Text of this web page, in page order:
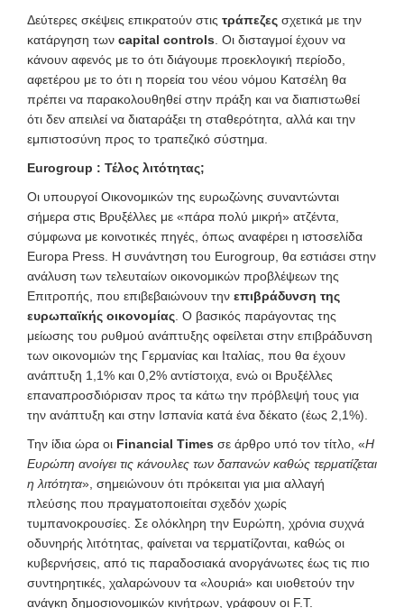
Δεύτερες σκέψεις επικρατούν στις τράπεζες σχετικά με την
κατάργηση των capital controls . Οι δισταγμοί έχουν να
κάνουν αφενός με το ότι διάγουμε προεκλογική περίοδο,
αφετέρου με το ότι η πορεία του νέου νόμου Κατσέλη θα
πρέπει να παρακολουθηθεί στην πράξη και να διαπιστωθεί
ότι δεν απειλεί να διαταράξει τη σταθερότητα, αλλά και την
εμπιστοσύνη προς το τραπεζικό σύστημα.
Eurogroup : Τέλος λιτότητας;
Οι υπουργοί Οικονομικών της ευρωζώνης συναντώνται
σήμερα στις Βρυξέλλες με «πάρα πολύ μικρή» ατζέντα,
σύμφωνα με κοινοτικές πηγές, όπως αναφέρει η ιστοσελίδα
Europa Press. Η συνάντηση του Eurogroup, θα εστιάσει στην
ανάλυση των τελευταίων οικονομικών προβλέψεων της
Επιτροπής, που επιβεβαιώνουν την επιβράδυνση της
ευρωπαϊκής οικονομίας . Ο βασικός παράγοντας της
μείωσης του ρυθμού ανάπτυξης οφείλεται στην επιβράδυνση
των οικονομιών της Γερμανίας και Ιταλίας, που θα έχουν
ανάπτυξη 1,1% και 0,2% αντίστοιχα, ενώ οι Βρυξέλλες
επαναπροσδιόρισαν προς τα κάτω την πρόβλεψή τους για
την ανάπτυξη και στην Ισπανία κατά ένα δέκατο (έως 2,1%).
Την ίδια ώρα οι Financial Times σε άρθρο υπό τον τίτλο, «Η
Ευρώπη ανοίγει τις κάνουλες των δαπανών καθώς τερματίζεται
η λιτότητα», σημειώνουν ότι πρόκειται για μια αλλαγή
πλεύσης που πραγματοποιείται σχεδόν χωρίς
τυμπανοκρουσίες. Σε ολόκληρη την Ευρώπη, χρόνια συχνά
οδυνηρής λιτότητας, φαίνεται να τερματίζονται, καθώς οι
κυβερνήσεις, από τις παραδοσιακά ανοργάνωτες έως τις πιο
συντηρητικές, χαλαρώνουν τα «λουριά» και υιοθετούν την
ανάγκη δημοσιονομικών κινήτρων, γράφουν οι F.T.